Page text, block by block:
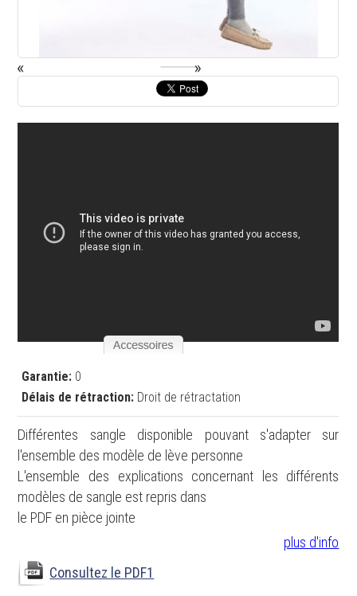
Garantie: 0
Délais de rétraction: Droit de rétractation
Différentes sangle disponible pouvant s'adapter sur
l'ensemble des modèle de lève personne
L'ensemble des explications concernant les différents
modèles de sangle est repris dans
le PDF en pièce jointe
plus d'info
Consultez le PDF1